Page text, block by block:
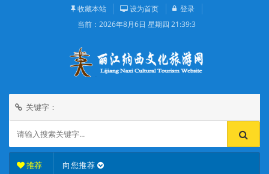
收藏本站 设为首页
登录
当前： 2026年8月6日 星期四 21:39:3
关键字：
推荐 向您推荐